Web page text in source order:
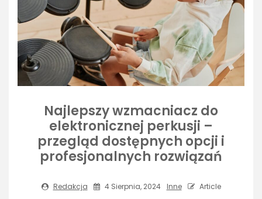
Najlepszy wzmacniacz do
elektronicznej perkusji –
przegląd dostępnych opcji i
profesjonalnych rozwiązań
Redakcja 4 Sierpnia, 2024 Inne Article